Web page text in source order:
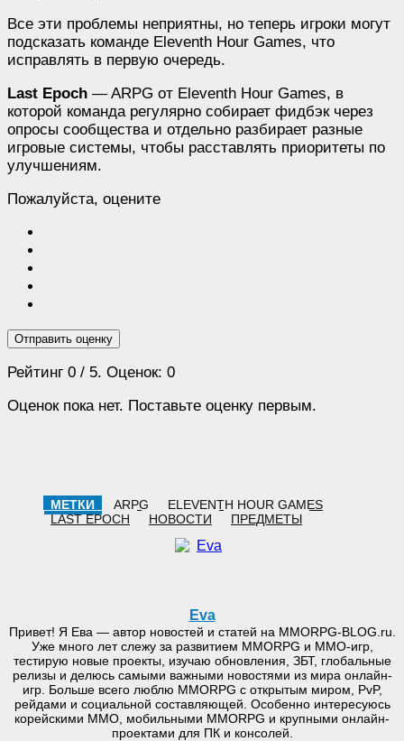
Все эти проблемы неприятны, но теперь игроки могут
подсказать команде Eleventh Hour Games, что
исправлять в первую очередь.
Last Epoch — ARPG от Eleventh Hour Games, в
которой команда регулярно собирает фидбэк через
опросы сообщества и отдельно разбирает разные
игровые системы, чтобы расставлять приоритеты по
улучшениям.
Пожалуйста, оцените
Отправить оценку
Рейтинг 0 / 5. Оценок: 0
Оценок пока нет. Поставьте оценку первым.
МЕТКИ ARPG
ELEVENTH HOUR GAMES
LAST EPOCH
НОВОСТИ ПРЕДМЕТЫ
Eva
Привет! Я Ева — автор новостей и статей на MMORPG-BLOG.ru.
Уже много лет слежу за развитием MMORPG и MMO-игр,
тестирую новые проекты, изучаю обновления, ЗБТ, глобальные
релизы и делюсь самыми важными новостями из мира онлайн-
игр. Больше всего люблю MMORPG с открытым миром, PvP,
рейдами и социальной составляющей. Особенно интересуюсь
корейскими MMO, мобильными MMORPG и крупными онлайн-
проектами для ПК и консолей.